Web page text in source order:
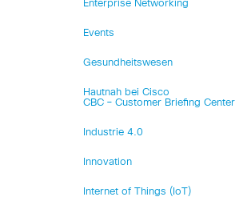
Enterprise Networking
Events
Gesundheitswesen
Hautnah bei Cisco
CBC – Customer Briefing Center
Industrie 4.0
Innovation
Internet of Things (IoT)